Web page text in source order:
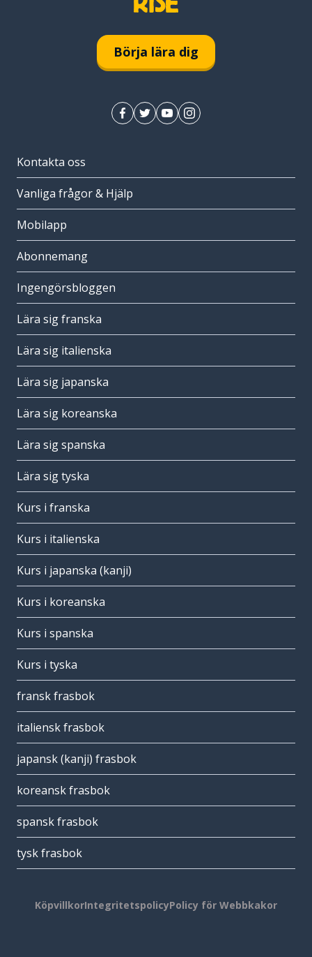
Börja lära dig
Kontakta oss
Vanliga frågor & Hjälp
Mobilapp
Abonnemang
Ingengörsbloggen
Lära sig franska
Lära sig italienska
Lära sig japanska
Lära sig koreanska
Lära sig spanska
Lära sig tyska
Kurs i franska
Kurs i italienska
Kurs i japanska (kanji)
Kurs i koreanska
Kurs i spanska
Kurs i tyska
fransk frasbok
italiensk frasbok
japansk (kanji) frasbok
koreansk frasbok
spansk frasbok
tysk frasbok
KöpvillkorIntegritetspolicyPolicy för Webbkakor